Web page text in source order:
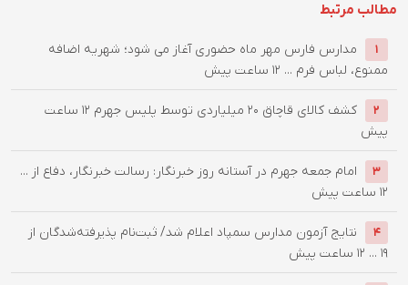
مطالب مرتبط
1
مدارس فارس مهر ماه حضوری آغاز می شود؛ شهریه اضافه
ممنوع، لباس فرم ... 12 ساعت پیش
2 کشف کالای قاچاق 20 میلیاردی توسط پلیس جهرم
12 ساعت
پیش
3
امام جمعه جهرم در آستانه روز خبرنگار: رسالت خبرنگار، دفاع از ...
12 ساعت پیش
4
نتایج آزمون مدارس سمپاد اعلام شد/ ثبت‌نام پذیرفته‌شدگان از
۱۹ ...
12 ساعت پیش